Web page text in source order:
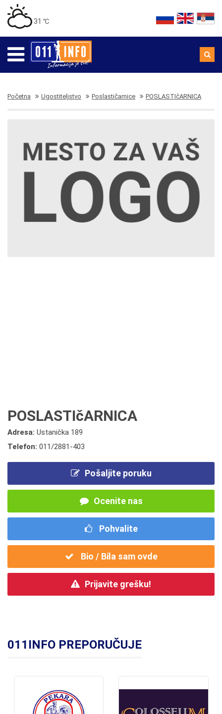
31 ℃
Početna Ugostiteljstvo Poslastičarnice POSLASTIčARNICA
POSLASTIčARNICA
Adresa: Ustanička 189
Telefon: 011/2881-403
Pošaljite poruku
Ocenite nas
Pohvalite
Bio / Bila sam ovde
Prijavite grešku!
011INFO PREPORUČUJE